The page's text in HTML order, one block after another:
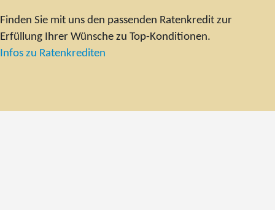
Finden Sie mit uns den passenden Ratenkredit zur
Erfüllung Ihrer Wünsche zu Top-Konditionen.
Infos zu Ratenkrediten